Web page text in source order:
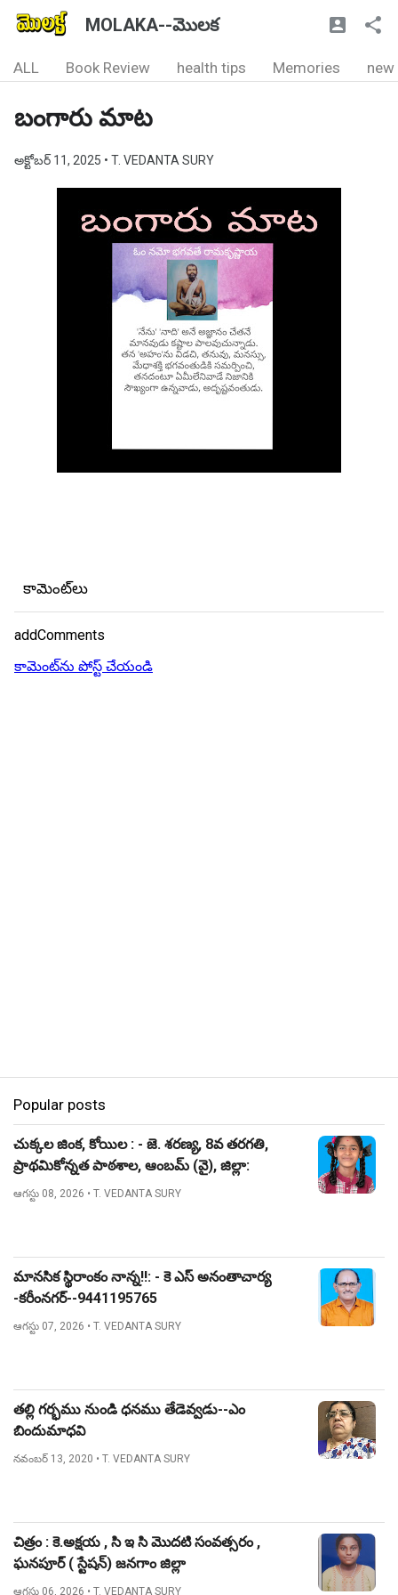
MOLAKA--మొలక
ALL Book Review health tips Memories new
బంగారు మాట
అక్టోబర్ 11, 2025 • T. VEDANTA SURY
కామెంట్‌లు
addComments
కామెంట్‌ను పోస్ట్ చేయండి
Popular posts
చుక్కల జింక, కోయిల : - జె. శరణ్య, 8వ తరగతి,
ప్రాథమికోన్నత పాఠశాల, ఆంబమ్ (వై), జిల్లా:
నిజామాబాద్.
ఆగస్టు 08, 2026 • T. VEDANTA SURY
మానసిక స్థిరాంకం నాన్న!!: - కె ఎస్ అనంతాచార్య
-కరీంనగర్--9441195765
ఆగస్టు 07, 2026 • T. VEDANTA SURY
తల్లి గర్భము నుండి ధనము తేడెవ్వడు--ఎం
బిందుమాధవి
నవంబర్ 13, 2020 • T. VEDANTA SURY
చిత్రం : కె.అక్షయ , సి ఇ సి మొదటి సంవత్సరం ,
ఘనపూర్ ( స్టేషన్) జనగాం జిల్లా
ఆగస్టు 06, 2026 • T. VEDANTA SURY